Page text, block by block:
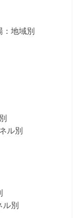
：地域別
ル別
ル別